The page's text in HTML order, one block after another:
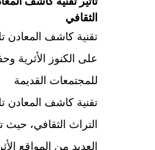
الثقافي
تقنية كاشف المعادن
على الكنوز الأثرية
للمجتمعات القديمة
تقنية كاشف
التراث الثقافي،
العديد من المواقع